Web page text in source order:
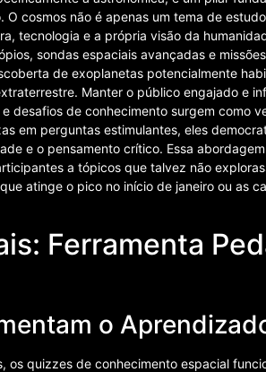
cosmos não é apenas um tema de
tecnologia e a própria visão da
sondas espaciais avançadas e
de exoplanetas potencialmente
Manter o público engajado e
desafios de conhecimento surgem como
em perguntas estimulantes, eles
e o pensamento crítico. Essa
a tópicos que talvez não
atinge o pico no início de janeiro ou as
Ferramenta
o
os quizzes de conhecimento espacial